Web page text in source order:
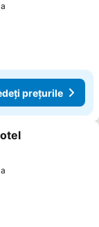
prețurile